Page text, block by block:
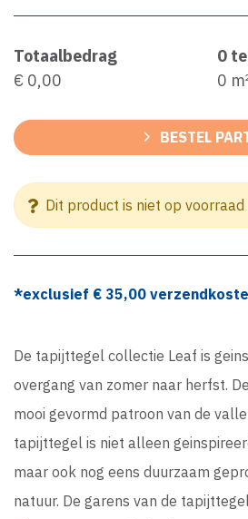
Totaalbedrag
€ 0,00
0
0
BESTEL
Dit product is niet op voorraad
*exclusief € 35,00
De tapijttegel collectie Leaf is
overgang van zomer naar herfst.
mooi gevormd patroon van de
tapijttegel is niet alleen
maar ook nog eens duurzaam
natuur. De garens van de